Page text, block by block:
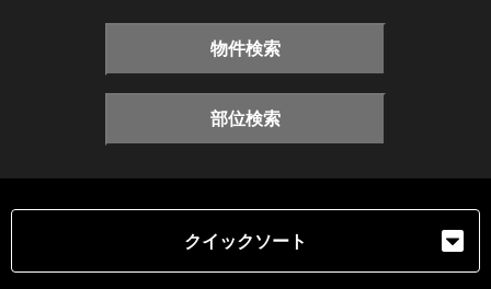
物件検索
部位検索
クイックソート